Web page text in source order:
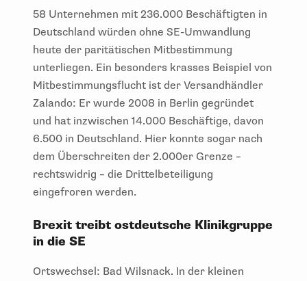
58 Unternehmen mit 236.000 Beschäftigten in
Deutschland würden ohne SE-Umwandlung
heute der paritätischen Mitbestimmung
unterliegen. Ein besonders krasses Beispiel von
Mitbestimmungsflucht ist der Versandhändler
Zalando: Er wurde 2008 in Berlin gegründet
und hat inzwischen 14.000 Beschäftige, davon
6.500 in Deutschland. Hier konnte sogar nach
dem Überschreiten der 2.000er Grenze –
rechtswidrig – die Drittelbeteiligung
eingefroren werden.
Brexit treibt ostdeutsche Klinikgruppe
in die SE
Ortswechsel: Bad Wilsnack. In der kleinen